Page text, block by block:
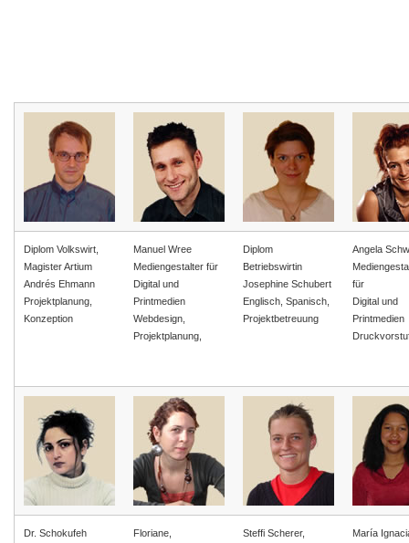
Diplom Volkswirt,
Magister Artium
Andrés Ehmann
Projektplanung,
Konzeption
Manuel Wree
Mediengestalter für
Digital und
Printmedien
Webdesign,
Projektplanung,
Diplom
Betriebswirtin
Josephine Schubert
Englisch, Spanisch,
Projektbetreuung
Angela
für
Digital und
Printmedien
Dr. Schokufeh
Floriane,
Steffi Scherer,
María